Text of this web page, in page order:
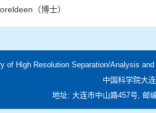
（博士）
of High Resolution Separation/Analysis
中国科学院大
地址: 大连市中山路457号,